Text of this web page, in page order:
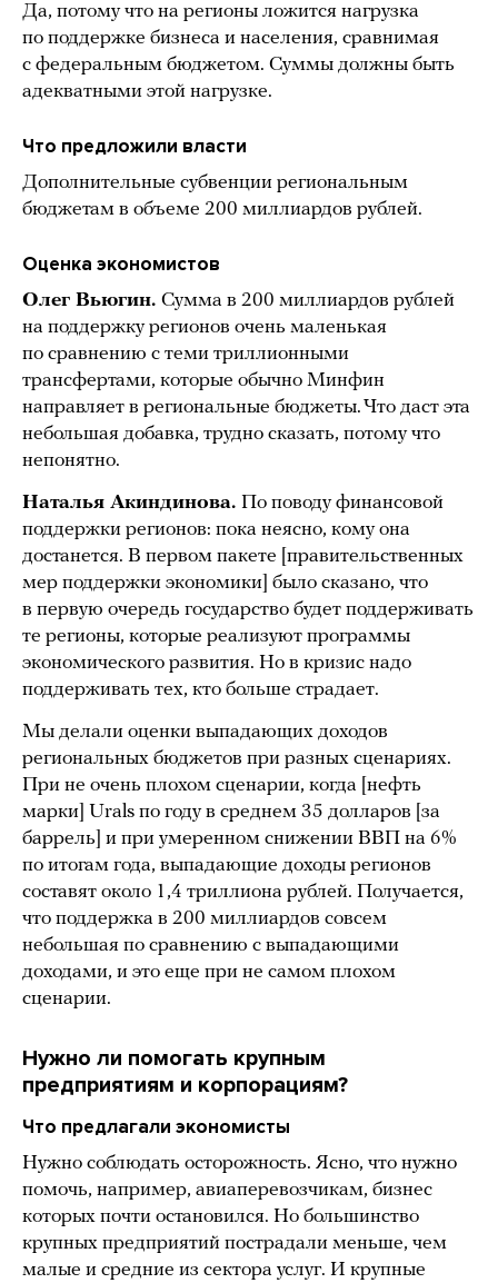
Да, потому что на регионы ложится нагрузка
по поддержке бизнеса и населения, сравнимая
с федеральным бюджетом. Суммы должны быть
адекватными этой нагрузке.
Что предложили власти
Дополнительные субвенции региональным
бюджетам в объеме 200 миллиардов рублей.
Оценка экономистов
Олег Вьюгин. Сумма в 200 миллиардов рублей
на поддержку регионов очень маленькая
по сравнению с теми триллионными
трансфертами, которые обычно Минфин
направляет в региональные бюджеты. Что даст эта
небольшая добавка, трудно сказать, потому что
непонятно.
Наталья Акиндинова. По поводу финансовой
поддержки регионов: пока неясно, кому она
достанется. В первом пакете [правительственных
мер поддержки экономики] было сказано, что
в первую очередь государство будет поддерживать
те регионы, которые реализуют программы
экономического развития. Но в кризис надо
поддерживать тех, кто больше страдает.
Мы делали оценки выпадающих доходов
региональных бюджетов при разных сценариях.
При не очень плохом сценарии, когда [нефть
марки] Urals по году в среднем 35 долларов [за
баррель] и при умеренном снижении ВВП на 6%
по итогам года, выпадающие доходы регионов
составят около 1,4 триллиона рублей. Получается,
что поддержка в 200 миллиардов совсем
небольшая по сравнению с выпадающими
доходами, и это еще при не самом плохом
сценарии.
Нужно ли помогать крупным
предприятиям и корпорациям?
Что предлагали экономисты
Нужно соблюдать осторожность. Ясно, что нужно
помочь, например, авиаперевозчикам, бизнес
которых почти остановился. Но большинство
крупных предприятий пострадали меньше, чем
малые и средние из сектора услуг. И крупные